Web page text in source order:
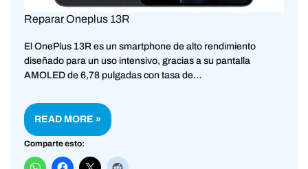
Reparar Oneplus 13R
El OnePlus 13R es un smartphone de alto rendimiento
diseñado para un uso intensivo, gracias a su pantalla
AMOLED de 6,78 pulgadas con tasa de…
READ MORE »
Comparte esto: